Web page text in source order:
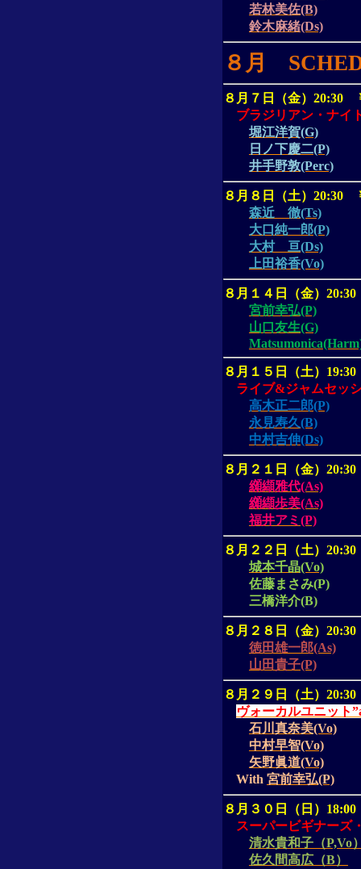
若林美佐(B)
鈴木麻緒(Ds)
８月
８月７日（金） 20:30
ブラジリアン・ナイ
堀江洋賀(G)
日ノ下慶二(P)
井手野敦(Perc)
８月８日（土） 20:30
森近 徹(Ts)
大口純一郎(P)
大村 亘(Ds)
上田裕香(Vo)
８月１４日（金） 20:30
宮前幸弘(P)
山口友生(G)
８月１５日（土） 19:30
ライブ&ジャムセッ
高木正二郎(P)
永見寿久(B)
中村吉伸(Ds)
８月２１日（金） 20:30
纐纈雅代(As)
纐纈歩美(As)
福井アミ(P)
８月２２日（土） 20:30
城本千晶(Vo)
佐藤まさみ(P)
三橋洋介(B)
８月２８日（金） 20:30
徳田雄一郎(As)
山田貴子(P)
８月２９日（土） 20:30
ヴォーカルユニット
石川真奈美(Vo)
中村早智(Vo)
矢野眞道(Vo)
With 宮前幸弘(P)
８月３０日（日） 18:00
スーパービギナーズ
清水貴和子（P,Vo
佐久間高広（B）